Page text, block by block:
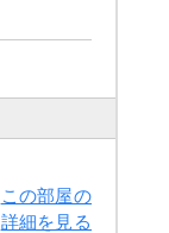
この部屋の
詳細を見る